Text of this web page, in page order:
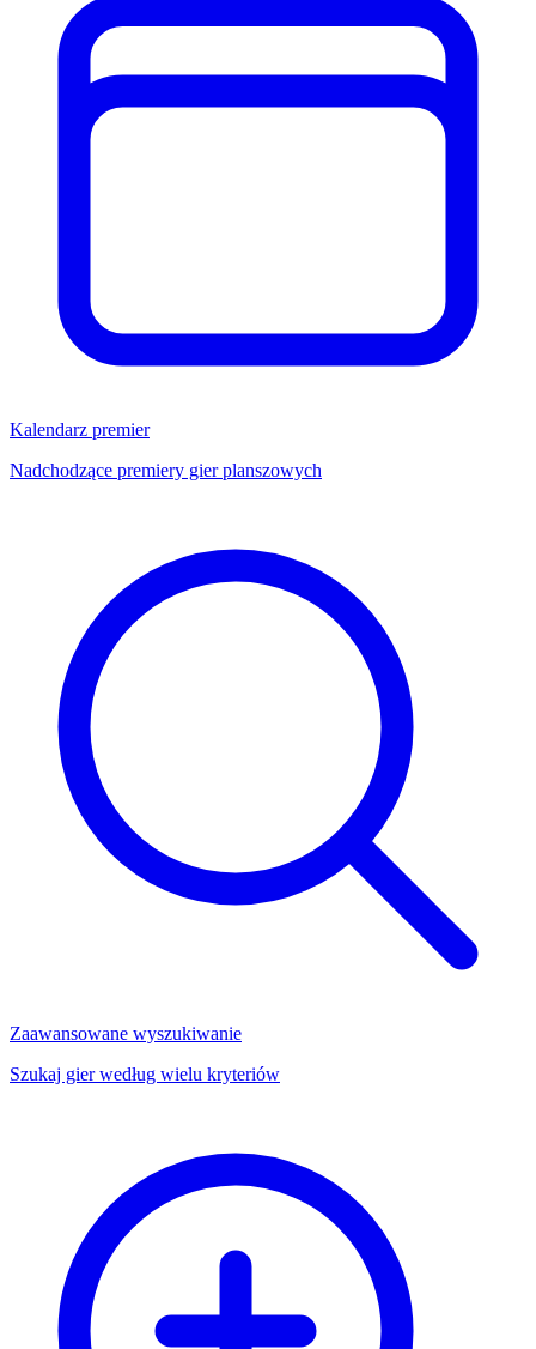
Kalendarz premier
Nadchodzące premiery gier planszowych
Zaawansowane wyszukiwanie
Szukaj gier według wielu kryteriów